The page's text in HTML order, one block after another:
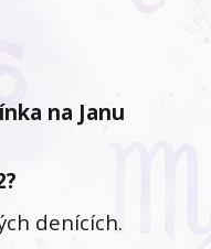
na Janu
denících.